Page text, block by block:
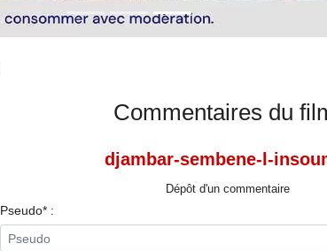
Commentaires du
djambar-sembene-l-
Dépôt d'un commentaire
Pseudo* :